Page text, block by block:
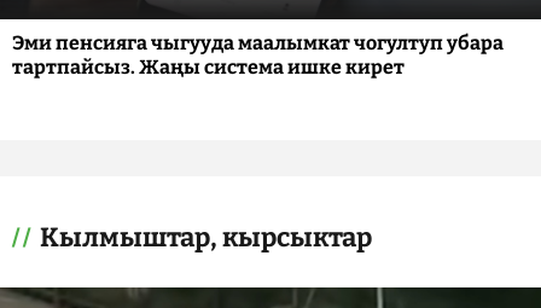
Эми пенсияга чыгууда маалымкат чогултуп убара
тартпайсыз. Жаңы система ишке кирет
Кылмыштар, кырсыктар